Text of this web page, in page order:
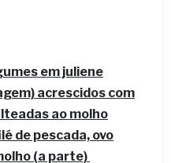
em juliene
acrescidos com
ao molho
de pescada, ovo
(a parte)